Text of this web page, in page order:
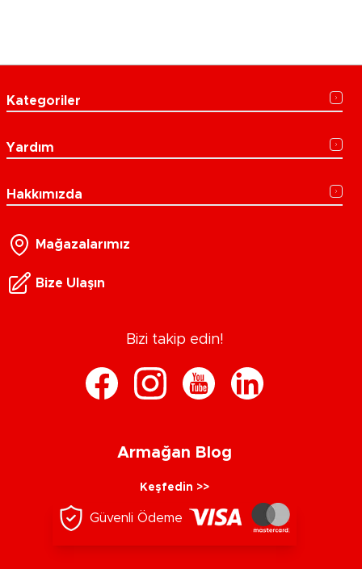
Kategoriler
Yardım
Hakkımızda
Mağazalarımız
Bize Ulaşın
Bizi takip edin!
Armağan Blog
Keşfedin >>
Güvenli Ödeme